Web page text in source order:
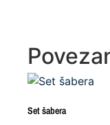
Set šabera